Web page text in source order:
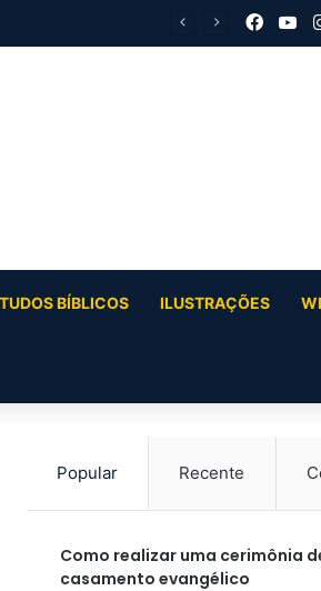
BÍBLICOS ILUSTRAÇÕES
Popular Recente
Como realizar uma cerimônia
casamento evangélico